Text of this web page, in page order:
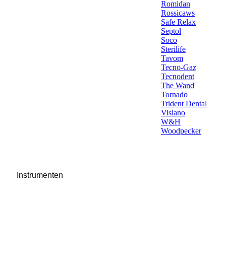
Romidan
Rossicaws
Safe Relax
Septol
Soco
Sterilife
Tavom
Tecno-Gaz
Tecnodent
The Wand
Tornado
Trident Dental
Visiano
W&H
Woodpecker
Instrumenten